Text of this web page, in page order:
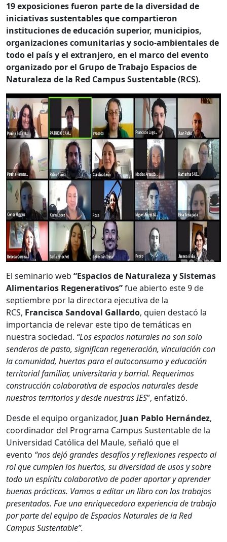
19 exposiciones fueron parte de la diversidad de
iniciativas sustentables que compartieron
instituciones de educación superior, municipios,
organizaciones comunitarias y socio-ambientales de
todo el país y el extranjero, en el marco del evento
organizado por el Grupo de Trabajo Espacios de
Naturaleza de la Red Campus Sustentable (RCS).
El seminario web “Espacios de Naturaleza y Sistemas
Alimentarios Regenerativos”fue abierto este 9 de
septiembre por la directora ejecutiva de la
RCS, Francisca Sandoval Gallardo, quien destacó la
importancia de relevar este tipo de temáticas en
nuestra sociedad. “Los espacios naturales no son solo
senderos de pasto, significan regeneración, vinculación con
la comunidad, huertas para el autoconsumo y educación
territorial familiar, universitaria y barrial. Requerimos
construcción colaborativa de espacios naturales desde
nuestros territorios y desde nuestras IES”, enfatizó.
Desde el equipo organizador, Juan Pablo Hernández,
coordinador del Programa Campus Sustentable de la
Universidad Católica del Maule, señaló que el
evento “nos dejó grandes desafíos y reflexiones respecto al
rol que cumplen los huertos, su diversidad de usos y sobre
todo un espíritu colaborativo de poder aportar y aprender
buenas prácticas. Vamos a editar un libro con los trabajos
presentados. Fue una enriquecedora experiencia de trabajo
por parte del equipo de Espacios Naturales de la Red
Campus Sustentable”.